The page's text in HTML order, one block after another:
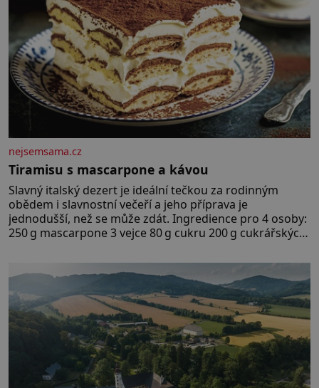
nejsemsama.cz
Tiramisu s mascarpone a kávou
Slavný italský dezert je ideální tečkou za rodinným
obědem i slavnostní večeří a jeho příprava je
jednodušší, než se může zdát. Ingredience pro 4 osoby:
250 g mascarpone 3 vejce 80 g cukru 200 g cukrářských
posypání Postup: Oddělte žloutky od bílků. Žloutky
vyšlehejte s cukrem do světlé pěny a postupně do nich
vmíchejte mascarpone, aby vznikl hladký